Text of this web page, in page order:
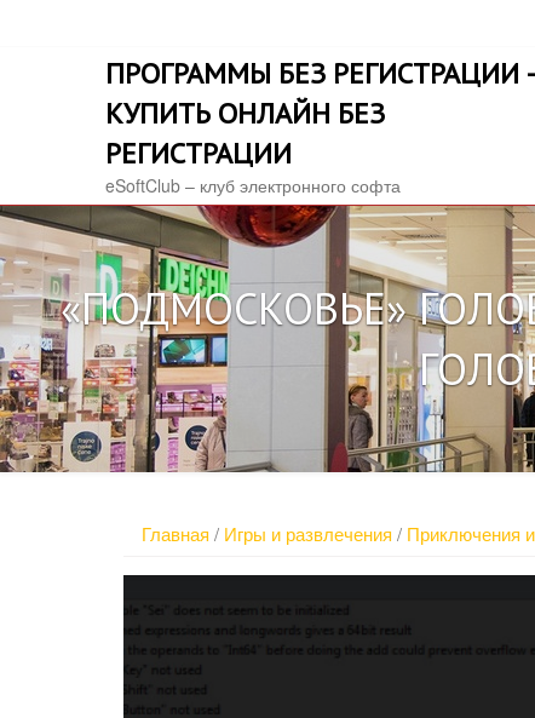
ПРОГРАММЫ БЕЗ РЕГИСТРАЦИИ
КУПИТЬ ОНЛАЙН БЕЗ
РЕГИСТРАЦИИ
eSoftClub – клуб электронного софта
«ПОДМОСКОВЬЕ»
Главная / Игры и развлечения / Приключения